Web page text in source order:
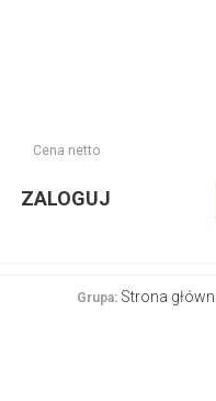
Cena netto
ZALOGUJ
Grupa: Strona